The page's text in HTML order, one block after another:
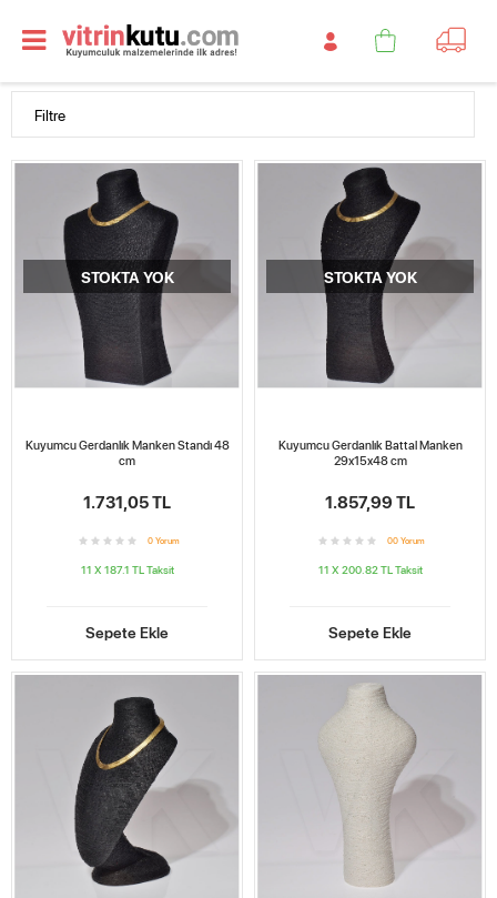
Filtre
STOKTA YOK
Kuyumcu Gerdanlık Manken Standı 48
cm
1.731,05 TL
0 Yorum
11 X 187.1 TL Taksit
Sepete Ekle
STOKTA YOK
Kuyumcu Gerdanlık Battal Manken
29x15x48 cm
1.857,99 TL
00 Yorum
11 X 200.82 TL Taksit
Sepete Ekle